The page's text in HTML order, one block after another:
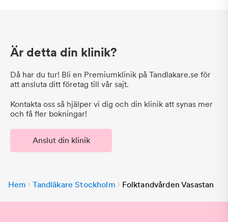
Är detta din klinik?
Då har du tur! Bli en Premiumklinik på Tandlakare.se för
att ansluta ditt företag till vår sajt.
Kontakta oss så hjälper vi dig och din klinik att synas mer
och få fler bokningar!
Anslut din klinik
Hem Tandläkare Stockholm Folktandvården Vasastan